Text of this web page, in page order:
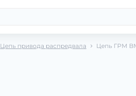
Цепь привода распредвала Цепь ГРМ